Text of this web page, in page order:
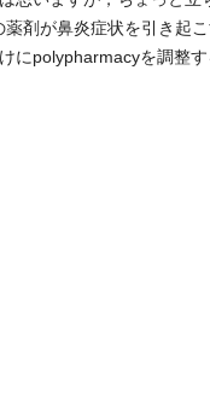
剤が鼻炎症状を引き起
にpolypharmacyを調整